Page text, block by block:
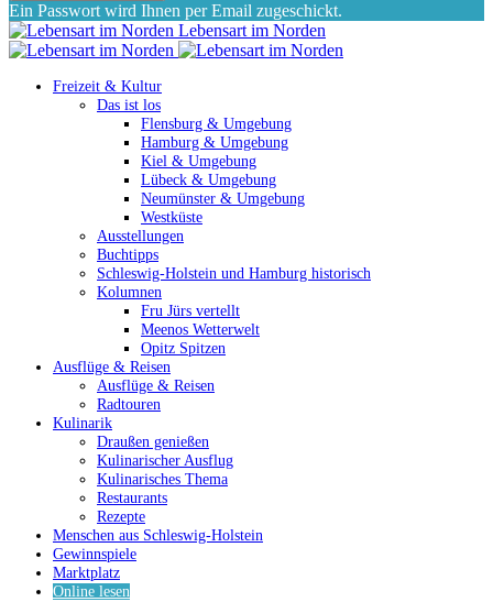
Ein Passwort wird Ihnen per Email zugeschickt.
Lebensart im Norden
Freizeit & Kultur
Das ist los
Flensburg & Umgebung
Hamburg & Umgebung
Kiel & Umgebung
Lübeck & Umgebung
Neumünster & Umgebung
Westküste
Ausstellungen
Buchtipps
Schleswig-Holstein und Hamburg historisch
Kolumnen
Fru Jürs vertellt
Meenos Wetterwelt
Opitz Spitzen
Ausflüge & Reisen
Ausflüge & Reisen
Radtouren
Kulinarik
Draußen genießen
Kulinarischer Ausflug
Kulinarisches Thema
Restaurants
Rezepte
Menschen aus Schleswig-Holstein
Gewinnspiele
Marktplatz
Online lesen